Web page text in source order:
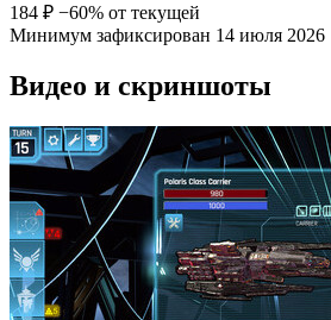
184 ₽ −60% от текущей
Минимум зафиксирован 14 июля 2026
Видео и скриншоты